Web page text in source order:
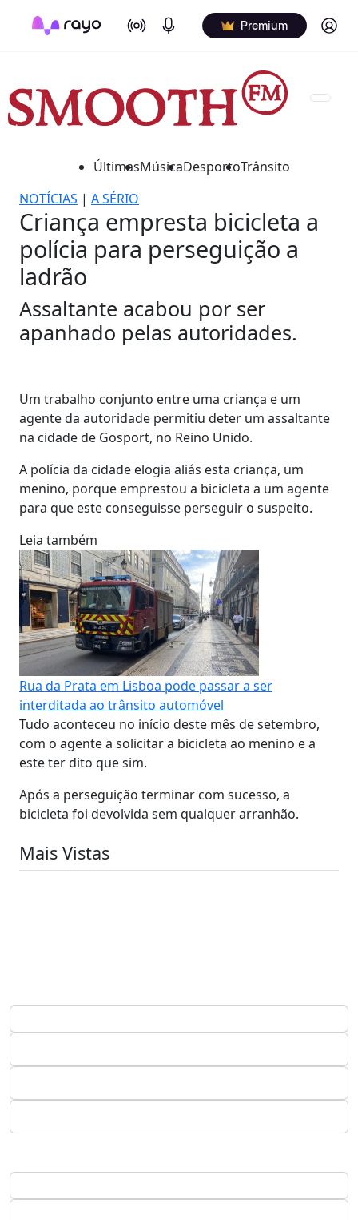
On Air Podcasts Premium Log in
ÚltimasMúsicaDesportoTrânsito
NOTÍCIAS | A SÉRIO
Criança empresta bicicleta a
polícia para perseguição a
ladrão
Assaltante acabou por ser
apanhado pelas autoridades.
Um trabalho conjunto entre uma criança e um
agente da autoridade permitiu deter um assaltante
na cidade de Gosport, no Reino Unido.
A polícia da cidade elogia aliás esta criança, um
menino, porque emprestou a bicicleta a um agente
para que este conseguisse perseguir o suspeito.
Leia também
Rua da Prata em Lisboa pode passar a ser
interditada ao trânsito automóvel
Tudo aconteceu no início deste mês de setembro,
com o agente a solicitar a bicicleta ao menino e a
este ter dito que sim.
Após a perseguição terminar com sucesso, a
bicicleta foi devolvida sem qualquer arranhão.
Mais Vistas